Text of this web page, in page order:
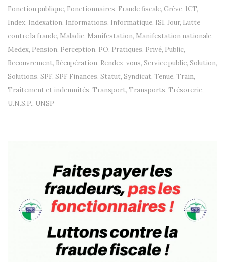
Fonction publique, Fonctionnaires, Fraude fiscale, Grève, ICT,
Index, Indexation, Informations, Informatique, ISI, Jour, Lutte
contre la fraude, Maladie, Manifestation, Manifestation nationale,
Medex, Pension, Perception, PO, Pratiques, Privé, Public,
Recouvrement, Récupération, Rendez-vous, Service public, Solution,
Solutions, SPF, SPF Finances, Statut, Syndicat, Tenue, Train,
Traitement et indemnités, Transport, Transports, Trésorerie,
U.N.S.P., UNSP